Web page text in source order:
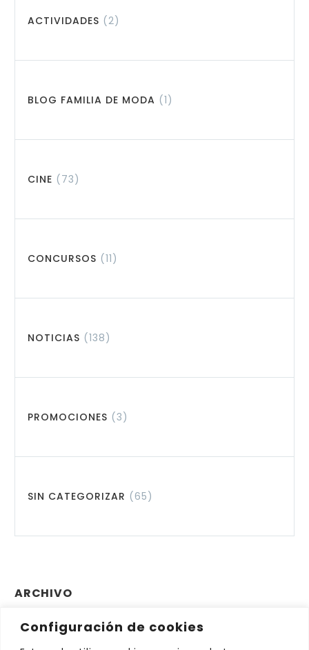
Configuración de cookies
ACTIVIDADES (2)
BLOG FAMILIA DE MODA (1)
CINE (73)
CONCURSOS (11)
NOTICIAS (138)
PROMOCIONES (3)
SIN CATEGORIZAR (65)
ARCHIVO
Archivo
Elegir el mes